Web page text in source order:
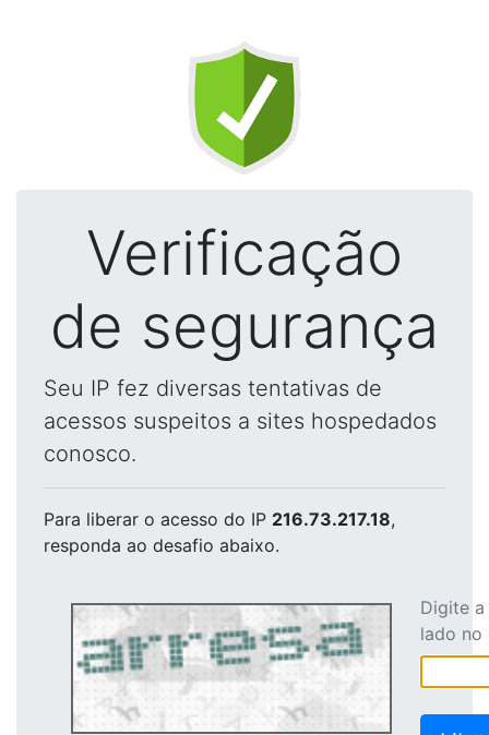
Verificação
de segurança
Seu IP fez diversas tentativas de
acessos suspeitos a sites hospedados
conosco.
Para liberar o acesso do IP 216.73.217.18,
responda ao desafio abaixo.
Digite
lado no